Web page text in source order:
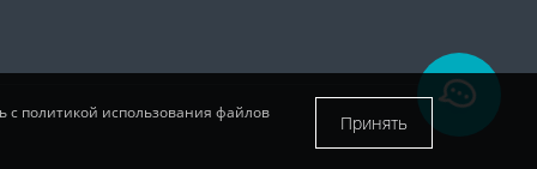
с политикой использования файлов
Принять